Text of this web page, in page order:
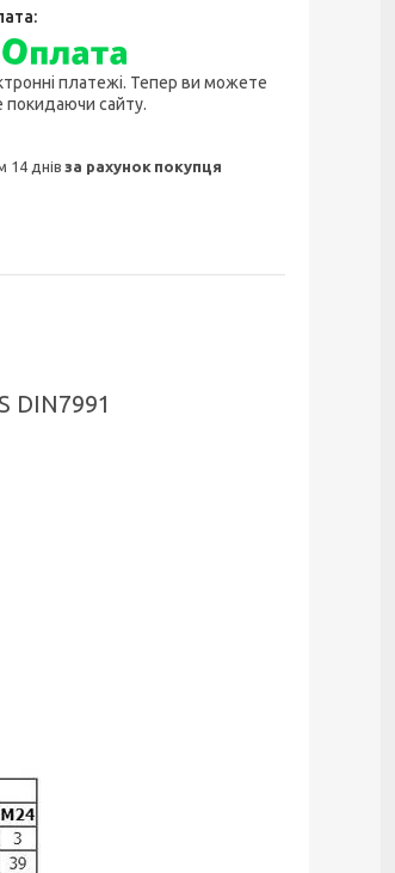
платежі. Тепер ви можете
покидаючи сайту.
14 днівза рахунок покупця
DIN7991